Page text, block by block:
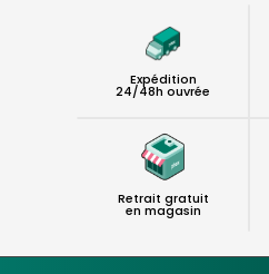
Expédition
24/48h ouvrée
Retrait gratuit
en magasin